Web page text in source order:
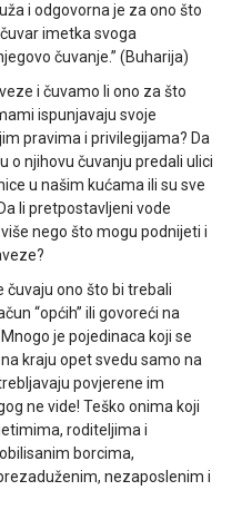
i odgovorna je za ono što
imetka svoga
čuvanje.” (Buharija)
i čuvamo li ono za što
ispunjavaju svoje
pravima i privilegijama? Da
o njihovu čuvanju predali ulici
u našim kućama ili su sve
li pretpostavljeni vode
nego što mogu podnijeti i
čuvaju ono što bi trebali
“općih” ili govoreći na
je pojedinaca koji se
kraju opet svedu samo na
povjerene im
ne vide! Teško onima koji
roditeljima i
borcima,
nezaposlenim i